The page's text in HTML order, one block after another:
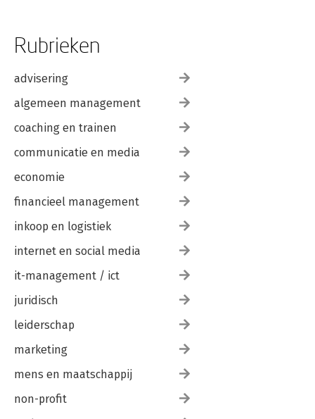
Rubrieken
advisering
algemeen management
coaching en trainen
communicatie en media
economie
financieel management
inkoop en logistiek
internet en social media
it-management / ict
juridisch
leiderschap
marketing
mens en maatschappij
non-profit